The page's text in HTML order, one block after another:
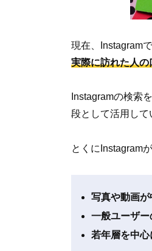
現在、Instagram
実際に訪れた人
Instagramの検索
段として活用して
とくにInstagram
写真や動画
一般ユーザ
若年層を中